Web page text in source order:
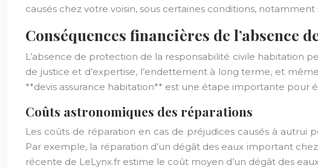
causés chez votre voisin, sous certaines conditions, notamment
Conséquences financières de l’absence
L’absence de protection de la responsabilité civile habitation
de justice et d’expertise, l’endettement à long terme, et
**devis assurance habitation** est une étape importante pour
Coûts astronomiques des réparations
Les coûts de réparation en cas de préjudices causés à
Par exemple, la réparation d’un dégât des eaux important
récente de LeLynx.fr estime le coût moyen d’un dégât des